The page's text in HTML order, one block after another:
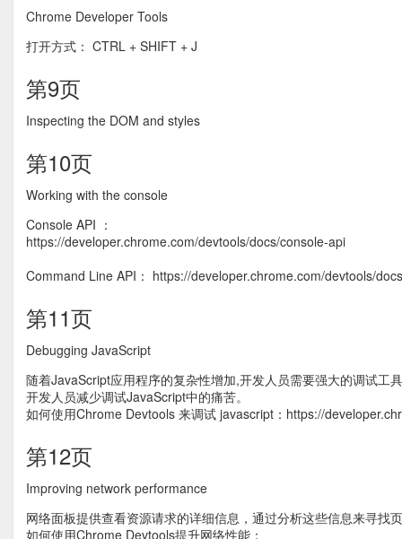
Chrome Developer Tools
打开方式： CTRL + SHIFT + J
第9页
Inspecting the DOM and styles
第10页
Working with the console
Console API ：
https://developer.chrome.com/devtools/docs/console-api
Command Line API： https://developer.chrome.com/devtools/
第11页
Debugging JavaScript
随着JavaScript应用程序的复杂性增加,开发人员需要强大的调试
开发人员减少调试JavaScript中的痛苦。
如何使用Chrome Devtools 来调试 javascript：https://
第12页
Improving network performance
网络面板提供查看资源请求的详细信息，通过分析这些信息来寻找
如何使用Chrome Devtools提升网络性能：